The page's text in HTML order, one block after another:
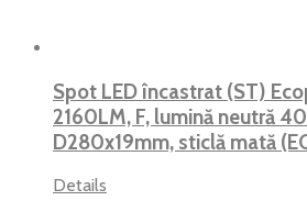
Spot LED încastrat (ST)
2160LM, F, lumină neutră
D280x19mm, sticlă mată
Details